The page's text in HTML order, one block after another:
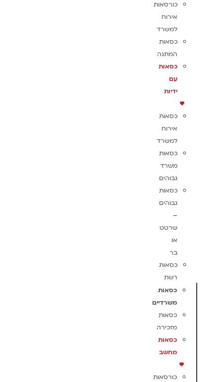
כורסאות
אירוח
למשרד
כסאות
המתנה
כסאות
עם
ידיות
כסאות
אירוח
למשרד
כסאות
משרד
גבוהים
כסאות
גבוהים
–
שרטט
או
בר
כסאות
רשת
כסאות
משרדיים
כסאות
מזכירה
כסאות
מחשב
כורסאות